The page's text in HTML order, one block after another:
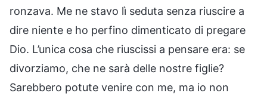
ronzava. Me ne stavo lì seduta senza riuscire a
dire niente e ho perfino dimenticato di pregare
Dio. L’unica cosa che riuscissi a pensare era: se
divorziamo, che ne sarà delle nostre figlie?
Sarebbero potute venire con me, ma io non